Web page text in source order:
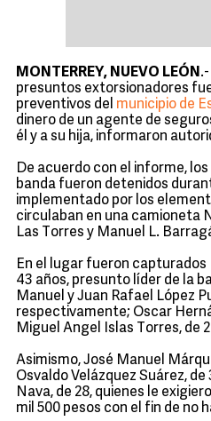
MONTERREY, NUEVO LEÓN
presuntos extorsionadores
preventivos del municipio de
dinero de un agente de
él y a su hija, informaron
De acuerdo con el informe,
banda fueron detenidos
implementado por los
circulaban en una camioneta
Las Torres y Manuel L.
En el lugar fueron capturados
43 años, presunto líder de la
Manuel y Juan Rafael López
respectivamente; Oscar
Miguel Angel Islas Torres, de
Asimismo, José Manuel
Osvaldo Velázquez Suárez,
Nava, de 28, quienes le
mil 500 pesos con el fin de no